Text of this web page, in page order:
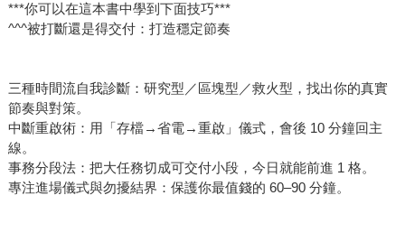
***你可以在這本書中學到下面技巧***
^^^被打斷還是得交付：打造穩定節奏
三種時間流自我診斷：研究型／區塊型／救火型，找出你的真實
節奏與對策。
中斷重啟術：用「存檔→省電→重啟」儀式，會後 10 分鐘回主
線。
事務分段法：把大任務切成可交付小段，今日就能前進 1 格。
專注進場儀式與勿擾結界：保護你最值錢的 60–90 分鐘。